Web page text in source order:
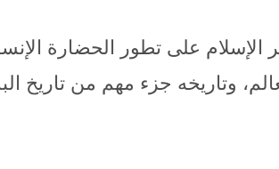
على تطور الحضارة
وتاريخه جزء مهم من تاريخ